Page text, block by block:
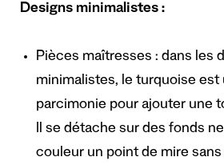
Designs minimalistes :
Pièces maîtresses : dans les
minimalistes, le turquoise est
parcimonie pour ajouter une
Il se détache sur des fonds
couleur un point de mire